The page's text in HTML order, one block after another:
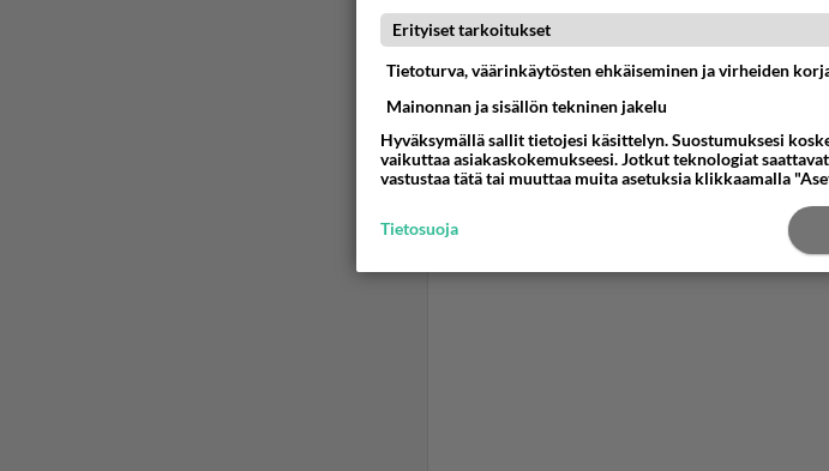
2026-05-15 09:07:41
Martina oli nuorena söpö. Kaunis ei
tai kaunis. Nykyään Martina on
ulkonäkö, jos ei olis pilattu täytteillä.
1 Äänestä
Erityiset tarkoitukset
Tietoturva, väärinkäytösten ehkäiseminen ja virheiden
Mainonnan ja sisällön tekninen jakelu
Hyväksymällä sallit tietojesi käsittelyn. Suostumuksesi
vaikuttaa asiakaskokemukseesi. Jotkut teknologiat
vastustaa tätä tai muuttaa muita asetuksia klikkaamalla
Tietosuoja